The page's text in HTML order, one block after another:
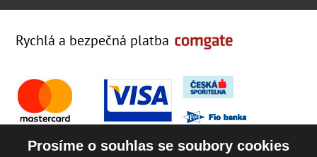
Rychlá a bezpečná platba
Prosíme o souhlas se soubory cookies